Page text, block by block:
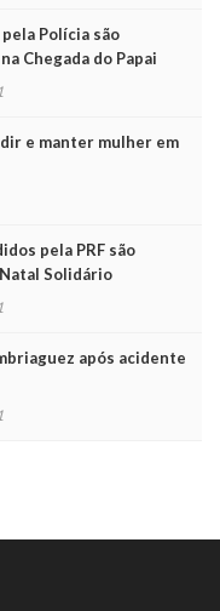
Polícia são
Chegada do Papai
e manter mulher em
pela PRF são
Solidário
após acidente